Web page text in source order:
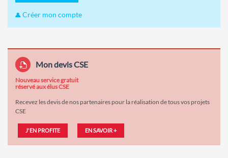
Créer mon compte
Mon devis CSE
Nouveau service gratuit
réservé aux élus CSE
Recevez les devis de nos partenaires pour la réalisation de tous vos projets
CSE
J'EN PROFITE EN SAVOIR +